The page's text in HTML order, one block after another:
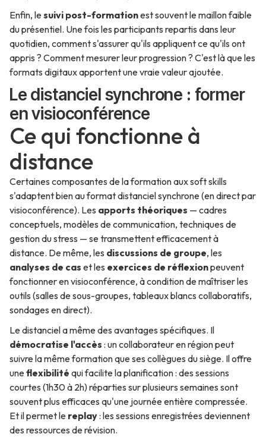
Enfin, lesuivi post-formationest souvent le maillon faible
du présentiel. Une fois les participants repartis dans leur
quotidien, comment s'assurer qu'ils appliquent ce qu'ils ont
appris ? Comment mesurer leur progression ? C'est là que les
formats digitaux apportent une vraie valeur ajoutée.
Le distanciel synchrone : former
en visioconférence
Ce qui fonctionne à
distance
Certaines composantes de la formation aux soft skills
s'adaptent bien au format distanciel synchrone (en direct par
visioconférence). Les apports théoriques — cadres
conceptuels, modèles de communication, techniques de
gestion du stress — se transmettent efficacement à
distance. De même, les discussions de groupe, les
analyses de cas et les exercices de réflexionpeuvent
fonctionner en visioconférence, à condition de maîtriser les
outils (salles de sous-groupes, tableaux blancs collaboratifs,
sondages en direct).
Le distanciel a même des avantages spécifiques. Il
démocratise l'accès : un collaborateur en région peut
suivre la même formation que ses collègues du siège. Il offre
uneflexibilité qui facilite la planification : des sessions
courtes (1h30 à 2h) réparties sur plusieurs semaines sont
souvent plus efficaces qu'une journée entière compressée.
Et il permet le replay: les sessions enregistrées deviennent
des ressources de révision.